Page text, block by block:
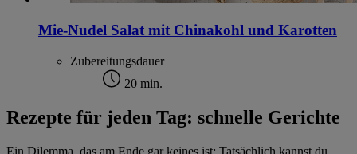
Mie-Nudel Salat mit Chinakohl und Karotten
Zubereitungsdauer
20 min.
Rezepte für jeden Tag: schnelle Gerichte
Ein Dilemma, das am Ende gar keines ist: Tatsächlich kannst du